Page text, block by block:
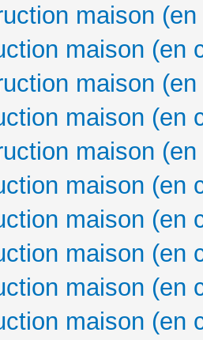
maison
maison (en
maison
maison (en
maison
maison (en
maison (en
maison (en
maison (en
maison (en